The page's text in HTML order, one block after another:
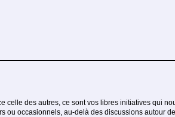
celle des autres, ce sont vos libres initiatives qui
ou occasionnels, au-delà des discussions autour